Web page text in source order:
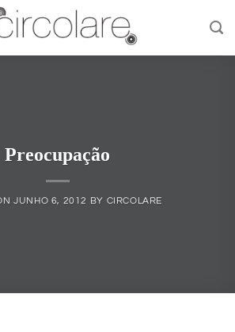
Preocupação
JUNHO 6, 2012 BY CIRCOLARE